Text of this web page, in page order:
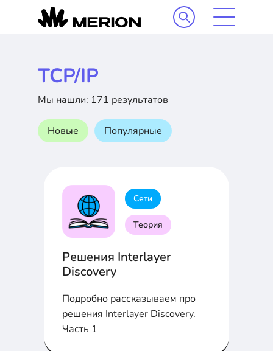
TCP/IP
Мы нашли: 171 результатов
Новые Популярные
Сети
Теория
Решения Interlayer
Discovery
Подробно рассказываем про
решения Interlayer Discovery.
Часть 1